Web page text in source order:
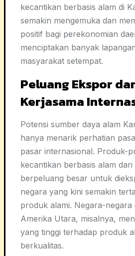
kecantikan berbasis alam di
semakin mengemuka dan
positif bagi perekonomian
menciptakan banyak
masyarakat setempat.
Peluang Ekspor
Kerjasama
Potensi sumber daya alam
hanya menarik perhatian
pasar internasional. Produk-
kecantikan berbasis alam
berpeluang besar untuk
negara yang kini semakin
produk alami. Negara-negara
Amerika Utara, misalnya,
yang tinggi terhadap produk
berkualitas.